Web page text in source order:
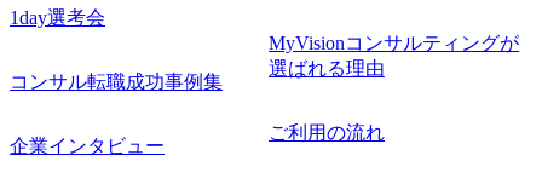
1day選考会
コンサル転職成功事例集
企業インタビュー
MyVisionコンサルティングが
選ばれる理由
ご利用の流れ